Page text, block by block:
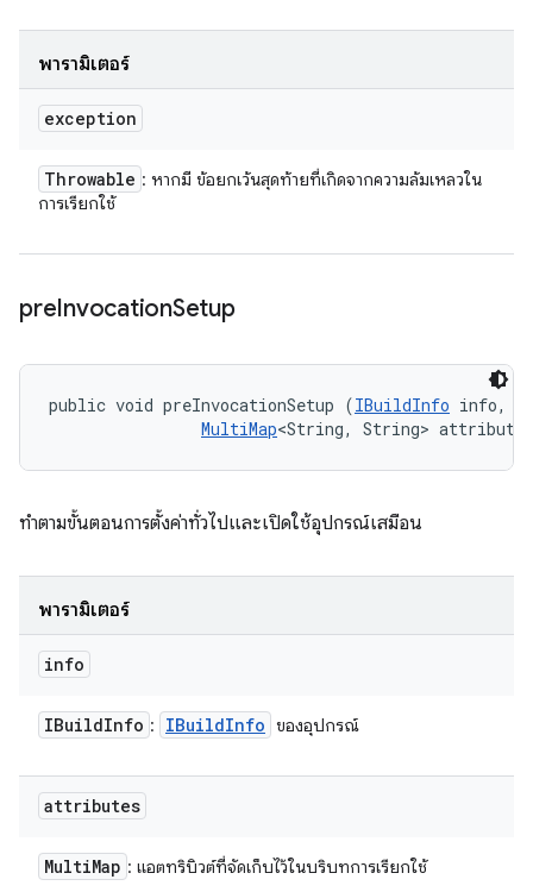
พารามิเตอร์
exception
Throwable : หากมี ข้อยกเว้นสุดท้ายที่เกิดจากความล้มเหลวใน
การเรียกใช้
preInvocationSetup
public void preInvocationSetup (IBuildInfo info,
MultiMap<String, String>
ทำตามขั้นตอนการตั้งค่าทั่วไปและเปิดใช้อุปกรณ์เสมือน
พารามิเตอร์
info
IBuildInfo : IBuildInfo ของอุปกรณ์
attributes
MultiMap : แอตทริบิวต์ที่จัดเก็บไว้ในบริบทการเรียกใช้